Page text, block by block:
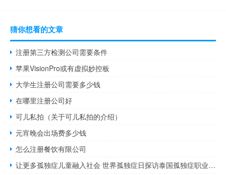
猜你想看的文章
注册第三方检测公司需要条件
苹果VisionPro或有虚拟妙控板
大学生注册公司需要多少钱
在哪里注册公司好
可儿私拍（关于可儿私拍的介绍）
元宵晚会出场费多少钱
怎么注册餐饮有限公司
让更多孤独症儿童融入社会 世界孤独症日探访泰国孤独症职业中心